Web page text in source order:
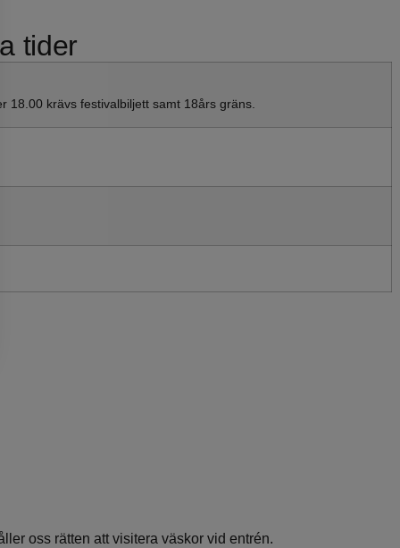
tider
18.00 krävs festivalbiljett samt 18års gräns.
oss rätten att visitera väskor vid entrén.